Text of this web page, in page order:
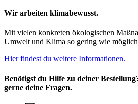
Wir arbeiten klimabewusst.
Mit vielen konkreten ökologischen
Umwelt und Klima so gering wie möglich
Hier findest du weitere Informationen.
Benötigst du Hilfe zu deiner
gerne deine Fragen.